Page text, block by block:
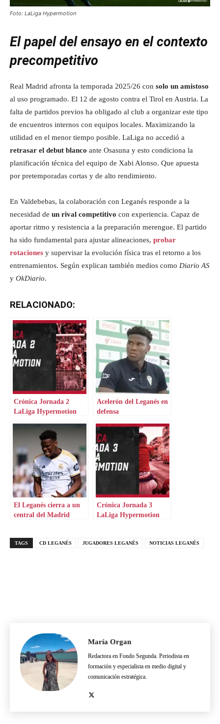
Foto: LaLiga Hypermotion
El papel del ensayo en el contexto
precompetitivo
Real Madrid afronta la temporada 2025/26 con solo un amistoso
al uso programado. El 12 de agosto contra el Tirol en Austria. La
falta de partidos previos ha obligado al club a organizar este tipo
de encuentros internos con equipos locales. Maximizando la
utilidad en el menor tiempo posible. LaLiga no accedió a
retrasar el debut blanco ante Osasuna y esto condiciona la
planificación técnica del equipo de Xabi Alonso. Que apuesta
por pretemporadas cortas y de alto rendimiento.
En Valdebebas, la colaboración con Leganés responde a la
necesidad de un rival competitivo con experiencia. Capaz de
aportar ritmo y resistencia a la preparación merengue. El partido
ha sido fundamental para ajustar alineaciones, probar
rotaciones y supervisar la evolución física tras el retorno a los
entrenamientos. Según explican también medios como Diario AS
y OkDiario.
RELACIONADO:
Crónica Jornada 2
LaLiga Hypermotion
Acelerón del Leganés en
defensa
El Leganés cierra a un
central del Madrid
Crónica Jornada 3
LaLiga Hypermotion
TAGS CD LEGANÉS JUGADORES LEGANÉS NOTICIAS LEGANÉS
María Organ
Redactora en Fondo Segunda. Periodista en
formación y especialista en medio digital y
comunicación estratégica.